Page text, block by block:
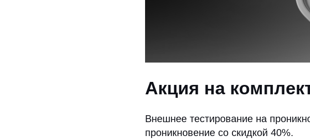
Акция на
Внешнее тестирование на
проникновение со скидкой 40%.